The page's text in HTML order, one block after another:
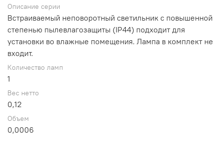
Описание серии
Встраиваемый неповоротный светильник с повышенной
степенью пылевлагозащиты (IP44) подходит для
установки во влажные помещения. Лампа в комплект не
входит.
Количество ламп
1
Вес нетто
0,12
Объем
0,0006